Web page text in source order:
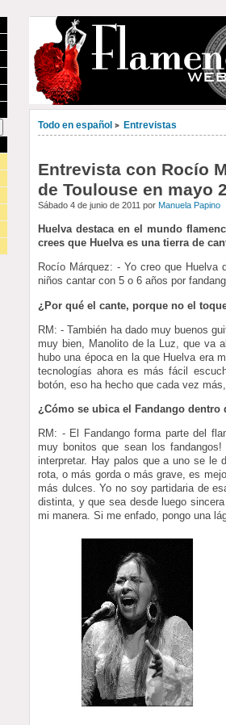
Todo en español > Entrevistas
Entrevista con Rocío
de Toulouse en mayo
Sábado 4 de junio de 2011 porManuela Papino
Huelva destaca en el mundo
crees que Huelva es una tierra de
Rocío Márquez: - Yo creo que
niños cantar con 5 o 6 años por
¿Por qué el cante, porque no el
RM: - También ha dado muy buenos
muy bien, Manolito de la Luz, que va
hubo una época en la que Huelva era
tecnologías ahora es más fácil
botón, eso ha hecho que cada vez
¿Cómo se ubica el Fandango dentro
RM: - El Fandango forma parte del
muy bonitos que sean los
interpretar. Hay palos que a uno se le
rota, o más gorda o más grave, es
más dulces. Yo no soy partidaria de
distinta, y que sea desde luego
mi manera. Si me enfado, pongo una